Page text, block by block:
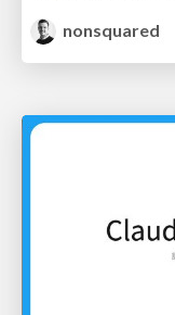
nonsquared